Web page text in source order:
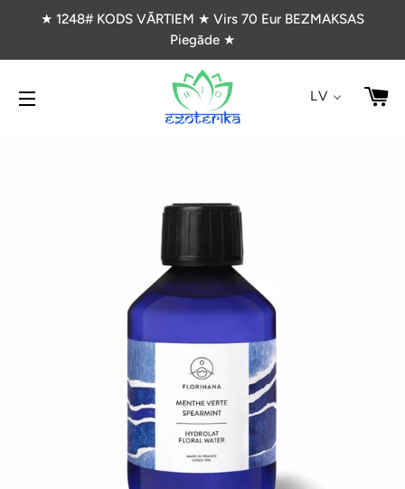
★ 1248# KODS VĀRTIEM ★ Virs 70 Eur BEZMAKSAS
Piegāde ★
VIETNES NAVIGĀCIJA
LV